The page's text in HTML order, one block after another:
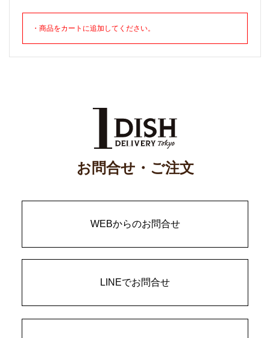
・商品をカートに追加してください。
お問合せ・ご注文
WEBからのお問合せ
LINEでお問合せ